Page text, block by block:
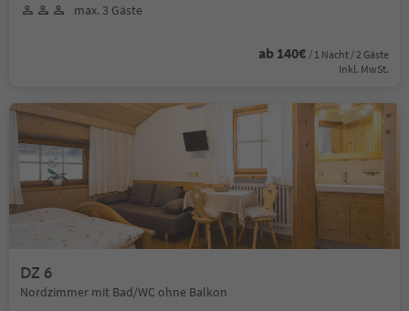
max. 3 Gäste
ab 140€ / 1 Nacht / 2 Gäste
Inkl. MwSt.
DZ 6
Nordzimmer mit Bad/WC ohne Balkon